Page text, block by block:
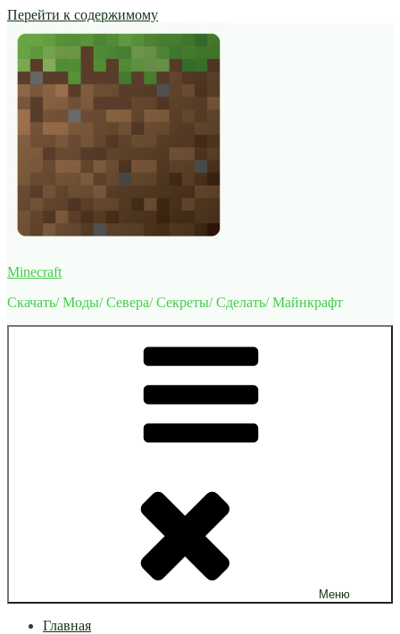
Перейти к содержимому
Minecraft
Скачать/ Моды/ Севера/ Секреты/ Сделать/ Майнкрафт
Меню
Главная